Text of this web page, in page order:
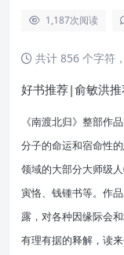
1,187次阅读
共计 856 个字符
好书推荐|俞敏洪推
《南渡北归》整部作
分子的命运和宿命性
领域的大部分大师级
寅恪、钱锺书等。作
露，对各种因缘际会
有理有据的释解，读